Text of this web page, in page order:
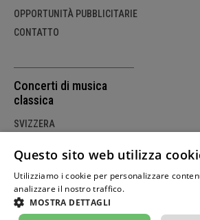
OPPORTUNITÀ PUBBLICITARIE
CONTATTO
Concerti di musica
classica
SVIZZERA
AUSTRIA
© Copyright by classicpoint.net |
Questo sito web utilizza
Utilizziamo i cookie per personalizzare
analizzare il nostro traffico.
MOSTRA DETTAGLI